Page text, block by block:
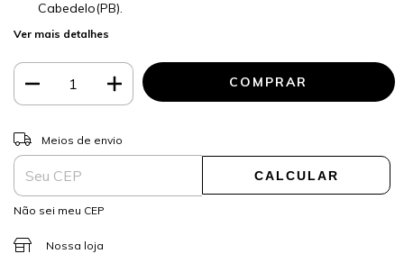
Cabedelo(PB).
Ver mais detalhes
Entregas para o CEP:
Meios de envio
CALCULAR
Não sei meu CEP
Nossa loja